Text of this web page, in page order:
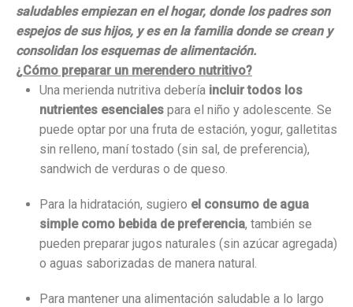
saludables empiezan en el hogar, donde los padres son
espejos de sus hijos, y es en la familia donde se crean y
consolidan los esquemas de alimentación.
¿Cómo preparar un merendero nutritivo?
Una merienda nutritiva debería incluir todos los
nutrientes esenciales para el niño y adolescente. Se
puede optar por una fruta de estación, yogur, galletitas
sin relleno, maní tostado (sin sal, de preferencia),
sandwich de verduras o de queso.
Para la hidratación, sugiero el consumo de agua
simple como bebida de preferencia, también se
pueden preparar jugos naturales (sin azúcar agregada)
o aguas saborizadas de manera natural.
Para mantener una alimentación saludable a lo largo